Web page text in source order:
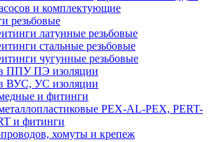
и комплектующие
резьбовые
латунные резьбовые
стальные резьбовые
чугунные резьбовые
ППУ ПЭ изоляции
ВУС, УС изоляции
и фитинги
PEX-AL-PEX, PERT-
и фитинги
хомуты и крепеж